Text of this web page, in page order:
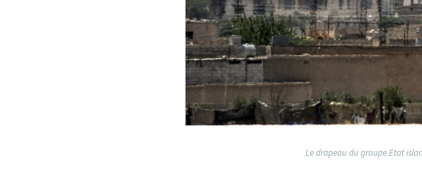
Le drapeau du groupe Etat